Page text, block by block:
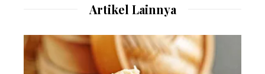
Artikel Lainnya